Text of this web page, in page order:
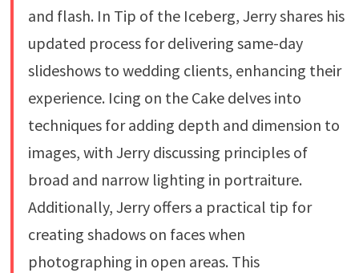
and flash. In Tip of the Iceberg, Jerry shares his
updated process for delivering same-day
slideshows to wedding clients, enhancing their
experience. Icing on the Cake delves into
techniques for adding depth and dimension to
images, with Jerry discussing principles of
broad and narrow lighting in portraiture.
Additionally, Jerry offers a practical tip for
creating shadows on faces when
photographing in open areas. This